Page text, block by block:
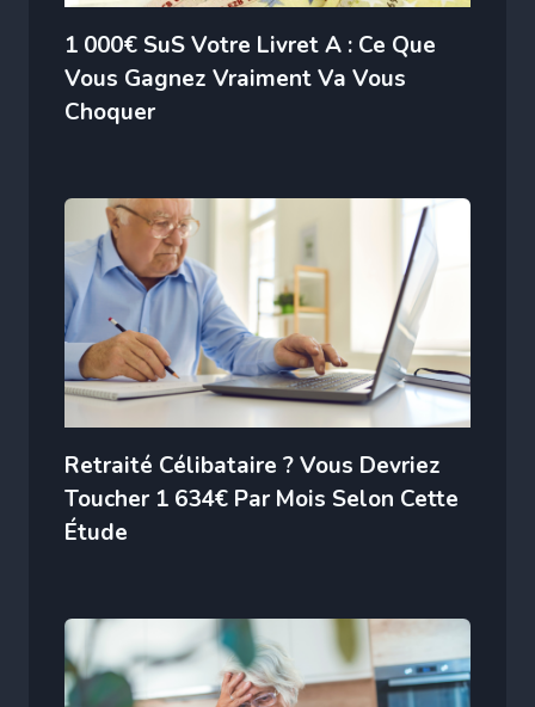
1 000€ SuS Votre Livret A : Ce Que
Vous Gagnez Vraiment Va Vous
Choquer
Retraité Célibataire ? Vous Devriez
Toucher 1 634€ Par Mois Selon Cette
Étude